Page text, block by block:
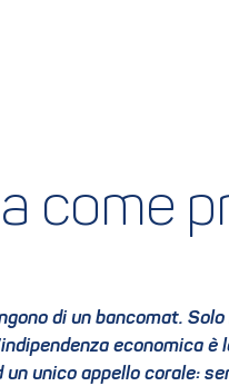
come
di un bancomat.
economica
unico appello corale: